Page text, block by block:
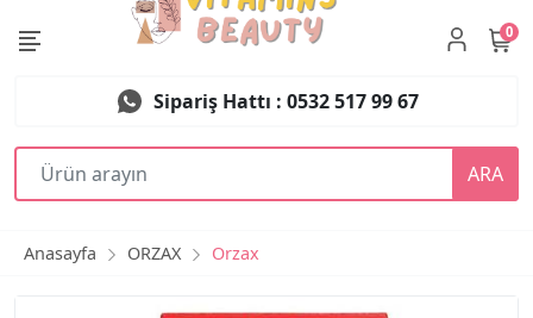
Sipariş Hattı : 0532 517 99 67
ARA
0
Anasayfa ORZAX Orzax